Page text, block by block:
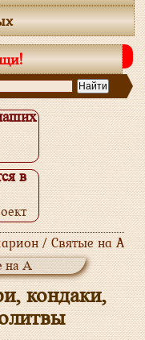
в
/ Святые на А
на А
кондаки,